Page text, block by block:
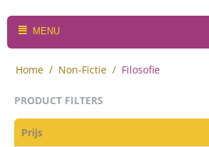
MENU
Home / Non-Fictie / Filosofie
PRODUCT FILTERS
Prijs